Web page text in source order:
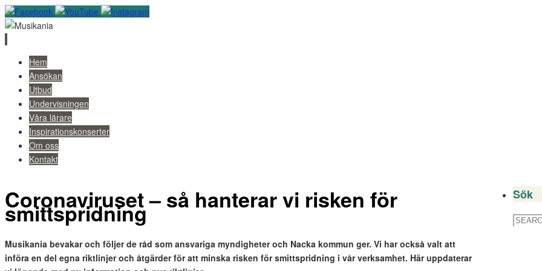
Skip
content
Hem
Ansökan
Utbud
Undervisningen
Våra lärare
Inspirationskonserter
Om oss
Kontakt
Coronaviruset – så hanterar vi risken för
smittspridning
Musikania bevakar och följer de råd som ansvariga myndigheter och Nacka kommun ger. Vi har också valt att
införa en del egna riktlinjer och åtgärder för att minska risken för smittspridning i vår verksamhet. Här uppdaterar
Sök
Search